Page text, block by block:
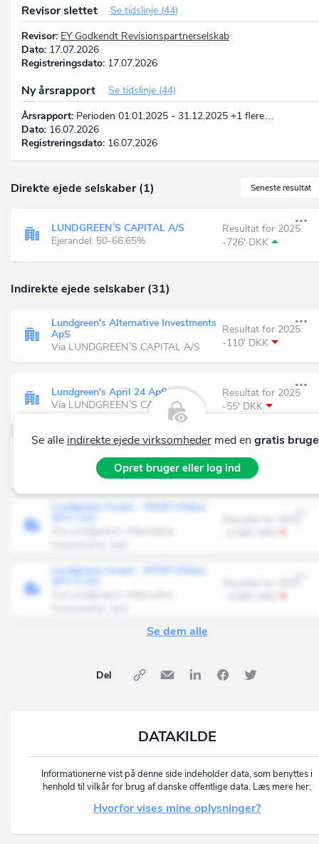
Revisor slettet
Se tidslinje (44)
Revisor: EY Godkendt Revisionspartnerselskab
Dato: 17.07.2026
Registreringsdato: 17.07.2026
Ny årsrapport
Se tidslinje (44)
Årsrapport: Perioden 01.01.2025 - 31.12.2025 +1 flere…
Dato: 16.07.2026
Registreringsdato: 16.07.2026
Seneste resultat
Direkte ejede selskaber (1)
LUNDGREEN´S CAPITAL A/S
Ejerandel: 50-66.65%
Resultat for 2025
-726' DKK
Indirekte ejede selskaber (31)
Lundgreen's Alternative Investments
ApS
Via LUNDGREEN´S CAPITAL A/S
Resultat for 2025
-110' DKK
Lundgreen's April 24 ApS
Via LUNDGREEN´S CAPITAL A/S
Resultat for 2025
-55' DKK
Lundgreens Invest - Deep Knowledge
Via Lundgreen's Alternative
Investments ApS
Resultat for 2025
22' DKK
Lundgreens Invest - MASH Makes
Lundgreens Invest - MASH Makes
Se alle indirekte ejede virksomhedermed en gratis
Opret bruger eller log ind
Se dem alle
Del
DATAKILDE
Informationerne vist på denne side indeholder data, som benyttes i
henhold til vilkår for brug af danske offentlige data. Læs mere her:
Hvorfor vises mine oplysninger?